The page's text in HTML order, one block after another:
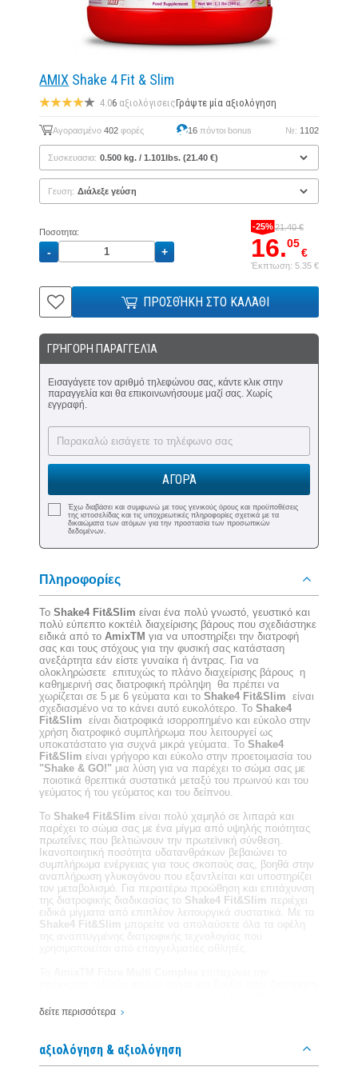
AMIX Shake 4 Fit & Slim
4.06 αξιολόγισειςΓράψτε μία αξιολόγηση
Αγορασμένο402 φορές 16 πόντοι bonus №: 1102
Συσκευασια:
Γευση:
Ποσοτητα:
-25% 21.40 €
16.05
€
Έκπτωση: 5.35 €
ΠΡΟΣΘΉΚΗ ΣΤΟ ΚΑΛΆΘΙ
ΓΡΉΓΟΡΗ ΠΑΡΑΓΓΕΛΊΑ
Εισαγάγετε τον αριθμό τηλεφώνου σας, κάντε κλικ στην
παραγγελία και θα επικοινωνήσουμε μαζί σας. Χωρίς
εγγραφή.
ΑΓΟΡΆ
Έχω διαβάσει και συμφωνώ με τους γενικούς όρους και προϋποθέσεις
της ιστοσελίδας και τις υποχρεωτικές πληροφορίες σχετικά με τα
δικαιώματα των ατόμων για την προστασία των προσωπικών
δεδομένων.
Πληροφορίες
ΤοShake4 Fit&Slim είναι ένα πολύ γνωστό, γευστικό και
πολύ εύπεπτο κοκτέιλ διαχείρισης βάρους που σχεδιάστηκε
ειδικά από τοAmixTM για να υποστηρίξει την διατροφή
σας και τους στόχους για την φυσική σας κατάσταση
ανεξάρτητα εάν είστε γυναίκα ή άντρας. Για να
ολοκληρώσετε επιτυχώς το πλάνο διαχείρισης βάρους η
καθημερινή σας διατροφική πρόληψη θα πρέπει να
χωρίζεται σε 5 με 6 γεύματα και τοShake4 Fit&Slim είναι
σχεδιασμένο να το κάνει αυτό ευκολότερο. ΤοShake4
Fit&Slim είναι διατροφικά ισορροπημένο και εύκολο στην
χρήση διατροφικό συμπλήρωμα που λειτουργεί ως
υποκατάστατο για συχνά μικρά γεύματα. ΤοShake4
Fit&Slim είναι γρήγορο και εύκολο στην προετοιμασία του
"Shake & GO!" μια λύση για να παρέχει το σώμα σας με
ποιοτικά θρεπτικά συστατικά μεταξύ του πρωινού και του
γεύματος ή του γεύματος και του δείπνου.
Το Shake4 Fit&Slim είναι πολύ χαμηλό σε λιπαρά και
παρέχει το σώμα σας με ένα μίγμα από υψηλής ποιότητας
πρωτεΐνες που βελτιώνουν την πρωτεϊνική σύνθεση.
Ικανοποιητική ποσότητα υδατανθράκων βεβαιώνει το
συμπλήρωμα ενέργειας για τους σκοπούς σας, βοηθά στην
αναπλήρωση γλυκογόνου που εξαντλείται και υποστηρίζει
τον μεταβολισμό. Για περαιτέρω προώθηση και επιτάχυνση
της διατροφικής διαδικασίας το Shake4 Fit&Slim περιέχει
ειδικά μίγματα από επιπλέον λειτουργικά συστατικά. Με το
Shake4 Fit&Slim μπορείτε να απολαύσετε όλα τα οφέλη
της αναπτυγμένης διατροφικής τεχνολογίας που
PhosphoMatrix παρέχει το σώμα σας με τα ουσιώδη
μεταλλικά στοιχεία και είναι κρίσιμο για την αποθήκευση
Complex
περιέχει ισχυρά, φυτικά συστατικά, εκχυλίσματα
απώλειας βάρους που υποστηρίζουν και επιταχύνουν την
διαδικασία απώλειας βάρους. ΤοAmixTMThermo
δείτε περισσότερα
αξιολόγηση & αξιολόγηση